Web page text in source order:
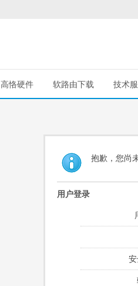
高恪硬件 软路由下载 技术
抱歉，您尚
用户登录